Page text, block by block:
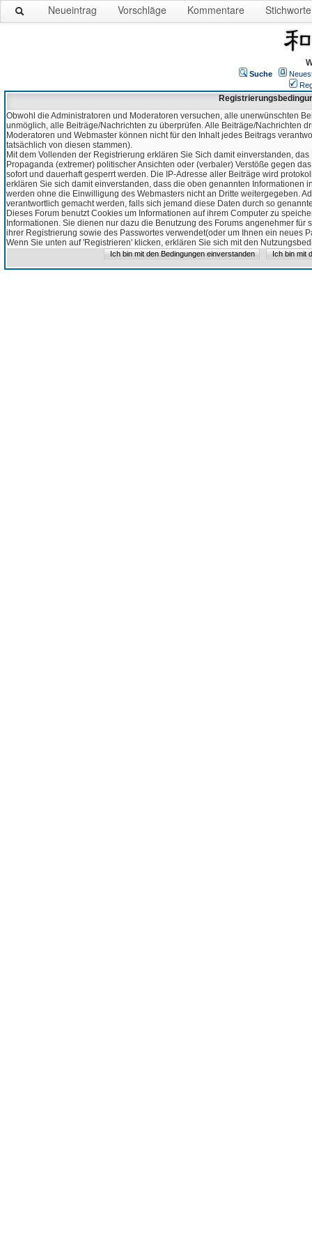
Neueintrag Vorschläge Kommentare Stichworte
Suche
Obwohl die Administratoren und Moderatoren versuchen, alle unerwünschten
unmöglich, alle Beiträge/Nachrichten zu überprüfen. Alle Beiträge/Nachrichten
Moderatoren und Webmaster können nicht für den Inhalt jedes Beitrags
tatsächlich von diesen stammen).
Mit dem Vollenden der Registrierung erklären Sie Sich damit einverstanden,
Propaganda (extremer) politischer Ansichten oder (verbaler) Verstöße gegen
sofort und dauerhaft gesperrt werden. Die IP-Adresse aller Beiträge wird
erklären Sie sich damit einverstanden, dass die oben genannten Informationen
werden ohne die Einwilligung des Webmasters nicht an Dritte weitergegeben.
verantwortlich gemacht werden, falls sich jemand diese Daten durch so
Dieses Forum benutzt Cookies um Informationen auf ihrem Computer zu
Informationen. Sie dienen nur dazu die Benutzung des Forums angenehmer
ihrer Registrierung sowie des Passwortes verwendet(oder um Ihnen ein neues
Wenn Sie unten auf 'Registrieren' klicken, erklären Sie sich mit den